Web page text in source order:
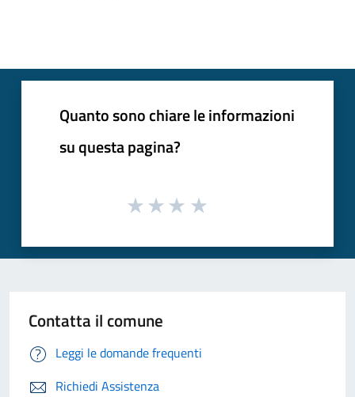
Quanto sono chiare le informazioni
su questa pagina?
Contatta il comune
Leggi le domande frequenti
Richiedi Assistenza